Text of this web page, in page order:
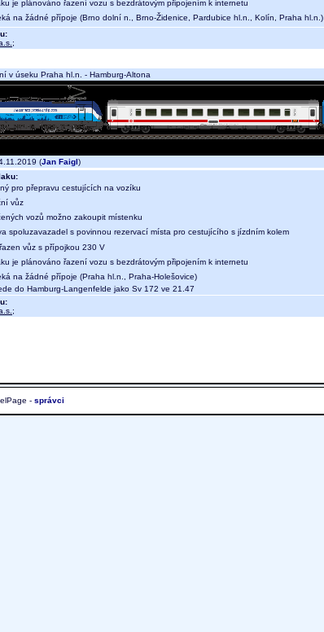
je plánováno řazení vozu s bezdrátovým připojením k internetu
na žádné přípoje (Brno dolní n., Brno-Židenice, Pardubice hl.n., Kolín, Praha hl.n.)
;
v úseku Praha hl.n. - Hamburg-Altona
(Jan Faigl)
pro přepravu cestujících na vozíku
vůz
vozů možno zakoupit místenku
spoluzavazadel s povinnou rezervací místa pro cestujícího s jízdním kolem
vůz s přípojkou 230 V
je plánováno řazení vozu s bezdrátovým připojením k internetu
na žádné přípoje (Praha hl.n., Praha-Holešovice)
do Hamburg-Langenfelde jako Sv 172 ve 21.47
;
- správci